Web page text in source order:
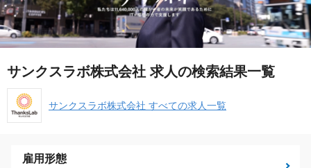
サンクスラボ株式会社 求人の検索結果一覧
サンクスラボ株式会社 すべての求人一覧
雇用形態